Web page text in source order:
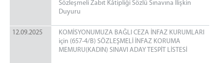
E-İmza Şifresini Değiştirme
E-İmza Kayıp Çalıntı Süreci
E-İmza Başvuru Yapma
E-Onay İşlemleri
Sözleşmeli Zabıt Kâtipliği Sözlü Sınavına İlişkin
Duyuru
12.09.2025
KOMİSYONUMUZA BAĞLI CEZA İNFAZ KURUMLARI
için (657-4/B) SÖZLEŞMELİ İNFAZ KORUMA
MEMURU(KADIN) SINAVI ADAY TESPİT LİSTESİ